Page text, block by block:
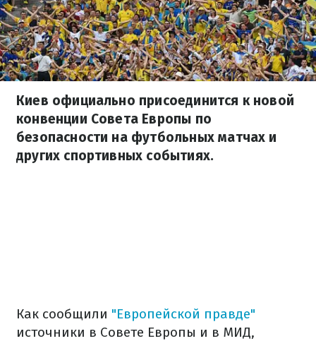
Киев официально присоединится к новой
конвенции Совета Европы по
безопасности на футбольных матчах и
других спортивных событиях.
Как сообщили "Европейской правде"
источники в Совете Европы и в МИД,